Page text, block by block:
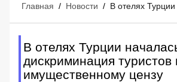
Главная / Новости /
В отелях Турции
дискриминация туристов
имущественному цензу